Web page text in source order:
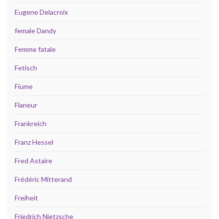
Eugene Delacroix
female Dandy
Femme fatale
Fetisch
Fiume
Flaneur
Frankreich
Franz Hessel
Fred Astaire
Frédéric Mitterand
Freiheit
Friedrich Nietzsche